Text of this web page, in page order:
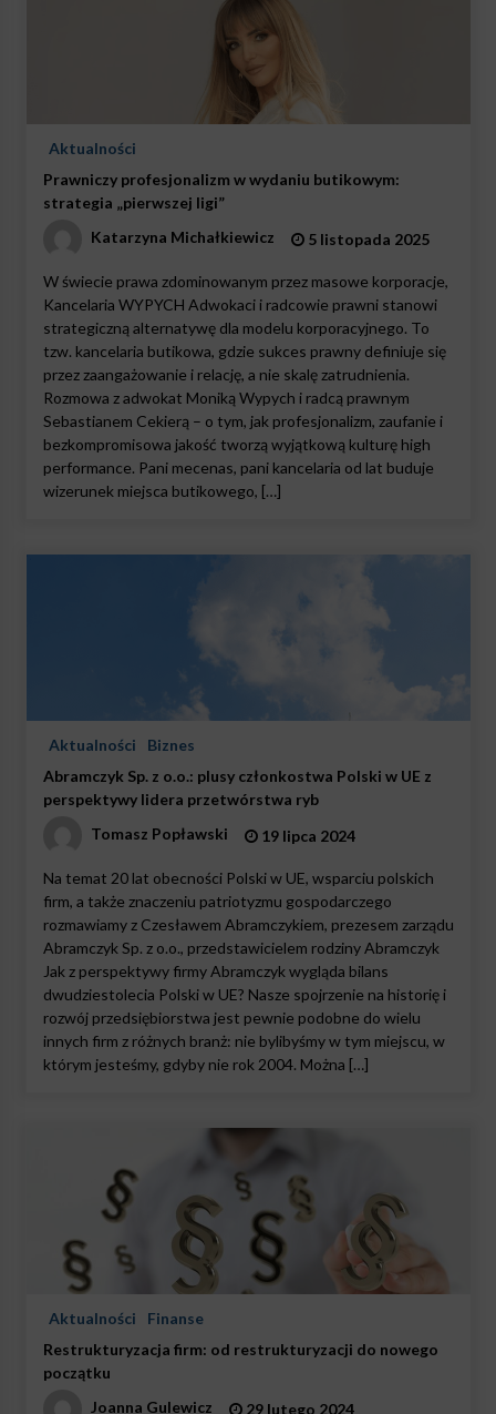
Aktualności
Prawniczy profesjonalizm w wydaniu butikowym:
strategia „pierwszej ligi”
Katarzyna Michałkiewicz
5 listopada 2025
W świecie prawa zdominowanym przez masowe korporacje,
Kancelaria WYPYCH Adwokaci i radcowie prawni stanowi
strategiczną alternatywę dla modelu korporacyjnego. To
tzw. kancelaria butikowa, gdzie sukces prawny definiuje się
przez zaangażowanie i relację, a nie skalę zatrudnienia.
Rozmowa z adwokat Moniką Wypych i radcą prawnym
Sebastianem Cekierą – o tym, jak profesjonalizm, zaufanie i
bezkompromisowa jakość tworzą wyjątkową kulturę high
performance. Pani mecenas, pani kancelaria od lat buduje
wizerunek miejsca butikowego, […]
Aktualności
Biznes
Abramczyk Sp. z o.o.: plusy członkostwa Polski w UE z
perspektywy lidera przetwórstwa ryb
Tomasz Popławski
19 lipca 2024
Na temat 20 lat obecności Polski w UE, wsparciu polskich
firm, a także znaczeniu patriotyzmu gospodarczego
rozmawiamy z Czesławem Abramczykiem, prezesem zarządu
Abramczyk Sp. z o.o., przedstawicielem rodziny Abramczyk
Jak z perspektywy firmy Abramczyk wygląda bilans
dwudziestolecia Polski w UE? Nasze spojrzenie na historię i
rozwój przedsiębiorstwa jest pewnie podobne do wielu
innych firm z różnych branż: nie bylibyśmy w tym miejscu, w
którym jesteśmy, gdyby nie rok 2004. Można […]
Aktualności
Finanse
Restrukturyzacja firm: od restrukturyzacji do nowego
początku
Joanna Gulewicz
29 lutego 2024